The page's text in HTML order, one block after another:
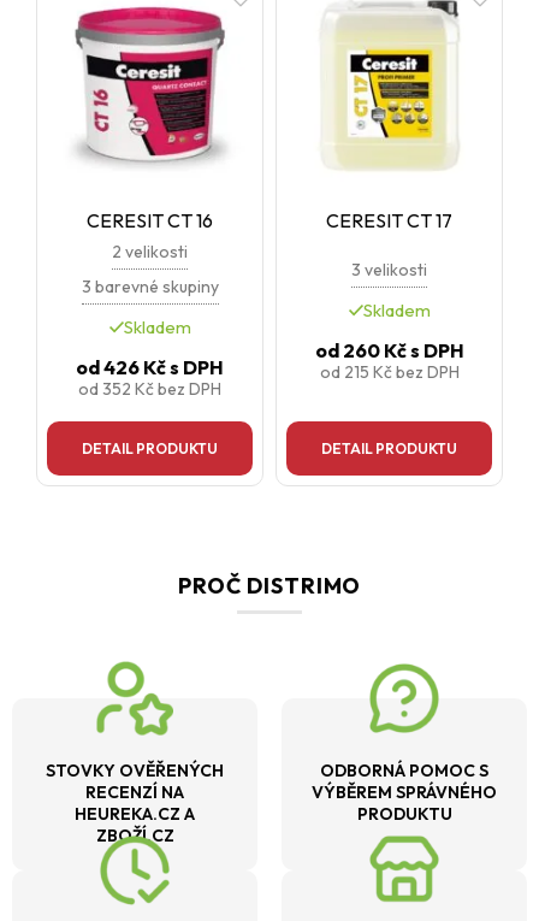
CERESIT CT 16
2 velikosti
3 barevné skupiny
Skladem
od426 Kčs DPH
od 352 Kčbez DPH
DETAIL PRODUKTU
CERESIT CT 17
3 velikosti
Skladem
od260 Kčs DPH
od 215 Kčbez DPH
DETAIL PRODUKTU
PROČ DISTRIMO
STOVKY OVĚŘENÝCH
RECENZÍ NA
HEUREKA.CZ A
ZBOŽÍ.CZ
ODBORNÁ POMOC S
VÝBĚREM SPRÁVNÉHO
PRODUKTU